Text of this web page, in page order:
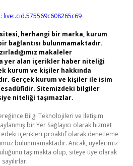
live:.cid.575569c608265c69
herhangi bir marka, kurum
bağlantısı bulunmamaktadır.
makaleler
yer alan içerikler haber niteliği
kurum ve kişiler hakkında
Gerçek kurum ve kişiler ile isim
Sitemizdeki bilgiler
niteliği taşımazlar.
Bilgi Teknolojileri ve İletişim
bir Yer Sağlayıcı olarak hizmet
içerikleri proaktif olarak denetleme
bulunmamaktadır. Ancak, üyelerimiz
taşımakta olup, siteye üye olarak